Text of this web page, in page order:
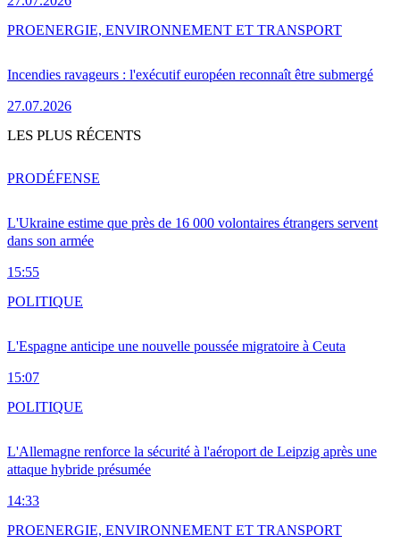
Incendies ravageurs : l'exécutif européen reconnaît être submergé
27.07.2026
PROENERGIE, ENVIRONNEMENT ET TRANSPORT
LES PLUS RÉCENTS
L'Ukraine estime que près de 16 000 volontaires étrangers servent
dans son armée
15:55
PRODÉFENSE
L'Espagne anticipe une nouvelle poussée migratoire à Ceuta
15:07
POLITIQUE
L'Allemagne renforce la sécurité à l'aéroport de Leipzig après une
attaque hybride présumée
14:33
POLITIQUE
PROENERGIE, ENVIRONNEMENT ET TRANSPORT